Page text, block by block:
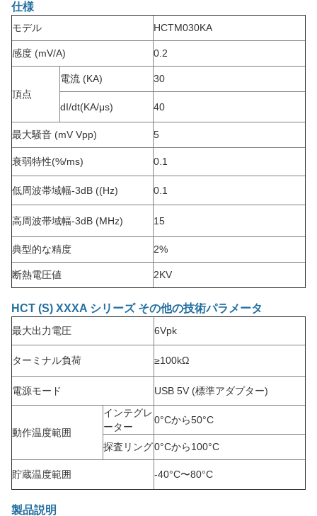
仕様
モデル HCTM030KA
感度 (mV/A) 0.2
頂点
電流 (KA) 30
dI/dt(KA/μs) 40
最大騒音 (mV Vpp) 5
衰弱特性(%/ms) 0.1
低周波帯域幅-3dB ((Hz) 0.1
高周波帯域幅-3dB (MHz) 15
典型的な精度 2%
断熱電圧値 2KV
HCT (S) XXXA シリーズ その他の技術パラメータ
最大出力電圧 6Vpk
ターミナル負荷 ≥100kΩ
電源モード USB 5V (標準アダプター)
動作温度範囲
インテグレ
ーター
0°Cから50°C
探査リング0°Cから100°C
貯蔵温度範囲 -40°C〜80°C
製品説明